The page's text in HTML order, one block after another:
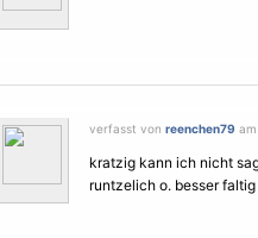
verfasst von reenchen79
kratzig kann ich nicht
runtzelich o. besser